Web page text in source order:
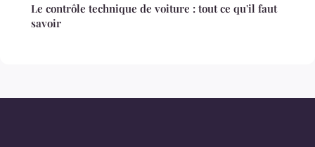
Le contrôle technique de voiture : tout ce qu'il faut
savoir